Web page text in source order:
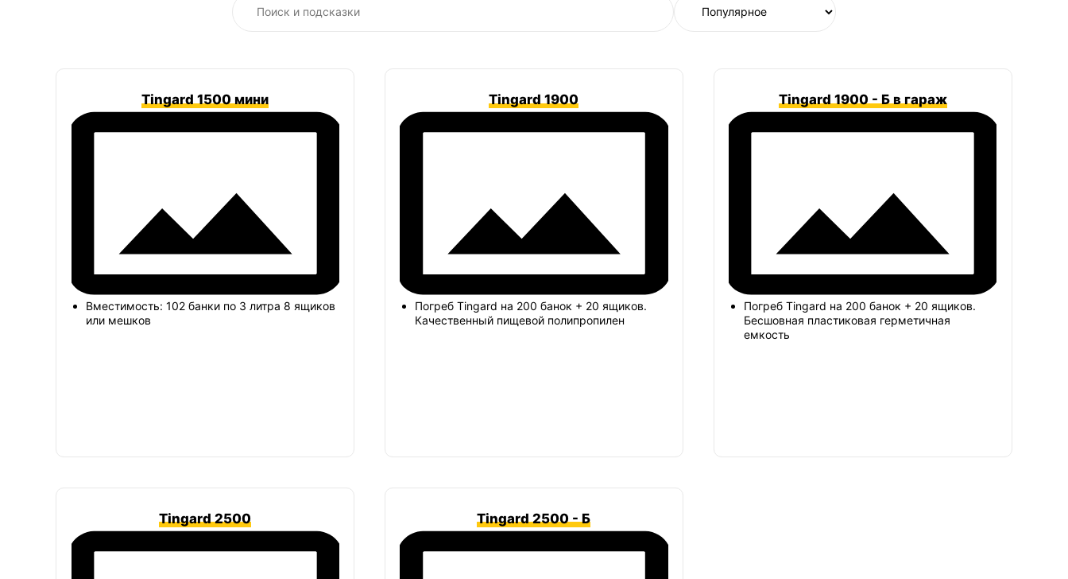
Tingard 1500 мини
Вместимость: 102 банки по 3 литра 8 ящиков
или мешков
Tingard 1900
Погреб Tingard на 200 банок + 20 ящиков.
Качественный пищевой полипропилен
Tingard 1900 - Б в гараж
Погреб Tingard на 200 банок + 20 ящиков.
Бесшовная пластиковая герметичная
емкость
Tingard 2500 Tingard 2500 - Б